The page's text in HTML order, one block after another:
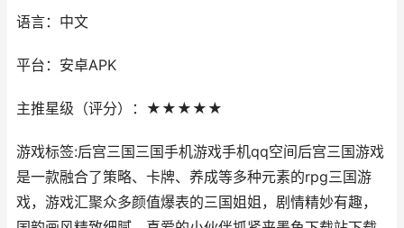
语言：中文
平台：安卓APK
主推星级（评分）：★★★★★
游戏标签:后宫三国三国手机游戏手机qq空间后宫三国游戏
是一款融合了策略、卡牌、养成等多种元素的rpg三国游
戏，游戏汇聚众多颜值爆表的三国姐姐，剧情精妙有趣，